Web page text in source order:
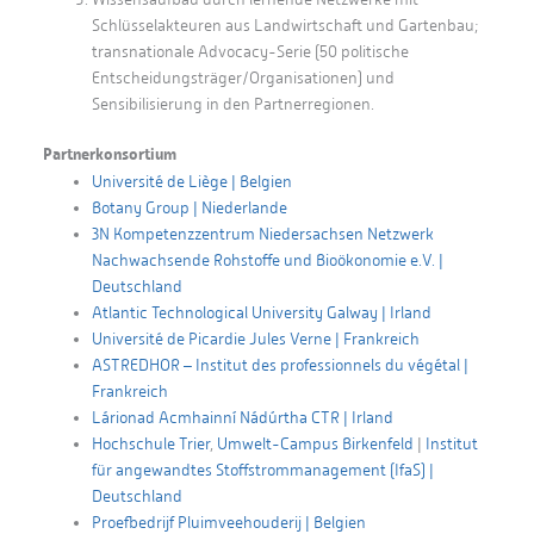
Schlüsselakteuren aus Landwirtschaft und Gartenbau;
transnationale Advocacy-Serie (50 politische
Entscheidungsträger/Organisationen) und
Sensibilisierung in den Partnerregionen.
Partnerkonsortium
Université de Liège | Belgien
Botany Group | Niederlande
3N Kompetenzzentrum Niedersachsen Netzwerk
Nachwachsende Rohstoffe und Bioökonomie e.V. |
Deutschland
Atlantic Technological University Galway | Irland
Université de Picardie Jules Verne | Frankreich
ASTREDHOR – Institut des professionnels du végétal |
Frankreich
Lárionad Acmhainní Nádúrtha CTR | Irland
Hochschule Trier, Umwelt-Campus Birkenfeld | Institut
für angewandtes Stoffstrommanagement (IfaS) |
Deutschland
Proefbedrijf Pluimveehouderij | Belgien